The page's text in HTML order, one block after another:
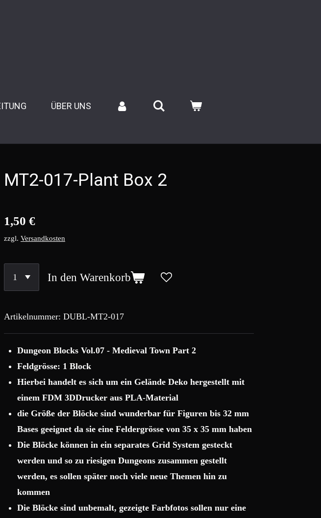
ÜBER UNS
MT2-017-Plant Box 2
1,50 €
zzgl. Versandkosten
In den Warenkorb
Artikelnummer: DUBL-MT2-017
Dungeon Blocks Vol.07 - Medieval Town Part 2
Feldgrösse: 1 Block
Hierbei handelt es sich um ein Gelände Deko hergestellt mit
einem FDM 3DDrucker aus PLA-Material
die Größe der Blöcke sind wunderbar für Figuren bis 32 mm
Bases geeignet da sie eine Feldergrösse von 35 x 35 mm haben
Die Blöcke können in ein separates Grid System gesteckt
werden und so zu riesigen Dungeons zusammen gestellt
werden, es sollen später noch viele neue Themen hin zu
kommen
Die Blöcke sind unbemalt, gezeigte Farbfotos sollen nur eine